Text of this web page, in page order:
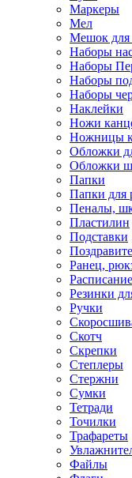
Маркеры
Мел
Мешок для
Наборы
Наборы
Наборы
Наборы
Наклейки
Ножи
Ножницы
Обложки
Обложки
Папки
Папки для
Пеналы,
Пластилин
Подставки
Ранец,
Резинки
Ручки
Скотч
Скрепки
Степлеры
Стержни
Сумки
Тетради
Точилки
Трафареты
Файлы